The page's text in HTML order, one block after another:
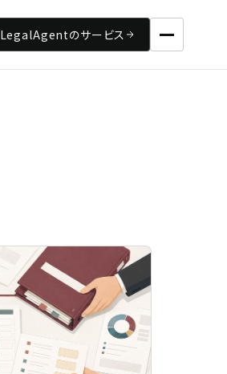
LegalAgentのサービス